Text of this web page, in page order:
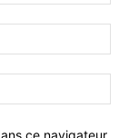
ce navigateur